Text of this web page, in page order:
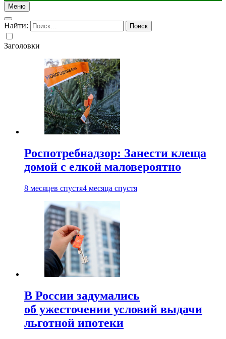
Меню
Найти:
Заголовки
Роспотребнадзор: Занести клеща
домой с елкой маловероятно
8 месяцев спустя4 месяца спустя
В России задумались
об ужесточении условий выдачи
льготной ипотеки